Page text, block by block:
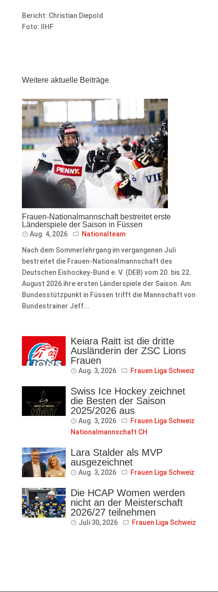
Bericht: Christian Diepold
Foto: IIHF
Weitere aktuelle Beiträge
Frauen-Nationalmannschaft bestreitet erste
Länderspiele der Saison in Füssen
Aug. 4, 2026 Nationalteam
Nach dem Sommerlehrgang im vergangenen Juli
bestreitet die Frauen-Nationalmannschaft des
Deutschen Eishockey-Bund e. V. (DEB) vom 20. bis 22.
August 2026 ihre ersten Länderspiele der Saison. Am
Bundesstützpunkt in Füssen trifft die Mannschaft von
Bundestrainer Jeff...
Keiara Raitt ist die dritte
Ausländerin der ZSC Lions
Frauen
Aug. 3, 2026 Frauen Liga Schweiz
Swiss Ice Hockey zeichnet
die Besten der Saison
2025/2026 aus
Aug. 3, 2026
Frauen Liga Schweiz
Nationalmannschaft CH
Lara Stalder als MVP
ausgezeichnet
Aug. 3, 2026 Frauen Liga Schweiz
Die HCAP Women werden
nicht an der Meisterschaft
2026/27 teilnehmen
Juli 30, 2026 Frauen Liga Schweiz